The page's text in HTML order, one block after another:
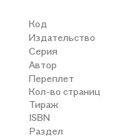
Код
Издательство
Серия
Автор
Переплет
Кол-во страниц
Тираж
ISBN
Раздел